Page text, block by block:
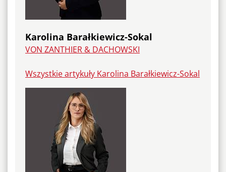
Karolina Barałkiewicz-Sokal
VON ZANTHIER & DACHOWSKI
Wszystkie artykuły Karolina Barałkiewicz-Sokal